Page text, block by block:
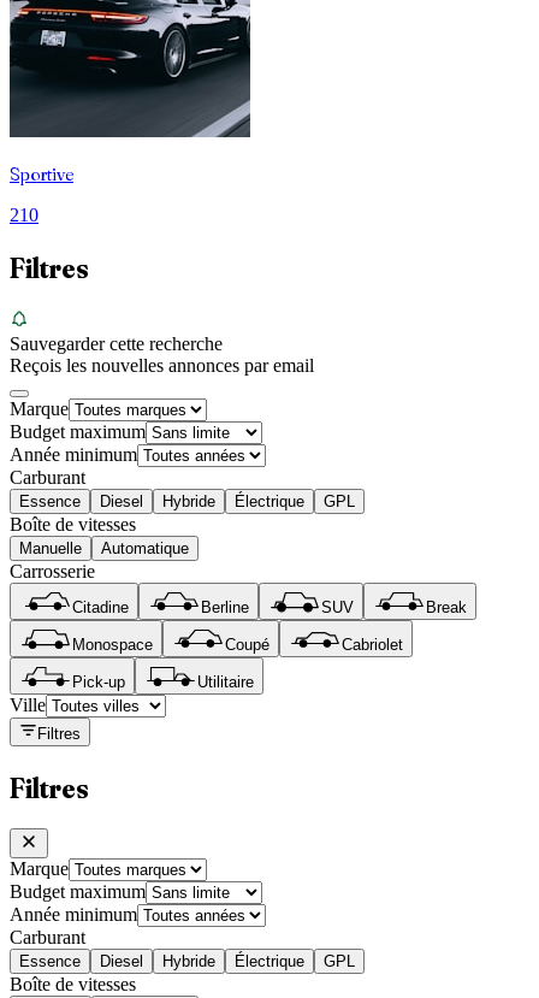
Sportive
210
Filtres
Sauvegarder cette recherche
Reçois les nouvelles annonces par email
Marque
Budget maximum
Année minimum
Carburant
Essence Diesel Hybride Électrique GPL
Boîte de vitesses
Manuelle Automatique
Carrosserie
Citadine Berline SUV Break
Monospace Coupé Cabriolet
Pick-up Utilitaire
Ville
Filtres
Filtres
Marque
Budget maximum
Année minimum
Carburant
Essence Diesel Hybride Électrique GPL
Boîte de vitesses